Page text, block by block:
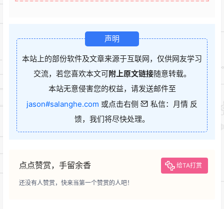
声明
本站上的部份软件及文章来源于互联网，仅供网友学习
交流，若您喜欢本文可附上原文链接随意转载。
本站无意侵害您的权益，请发送邮件至
jason#salanghe.com 或点击右侧
私信：月情 反
馈，我们将尽快处理。
点点赞赏，手留余香 给TA打赏
还没有人赞赏，快来当第一个赞赏的人吧！